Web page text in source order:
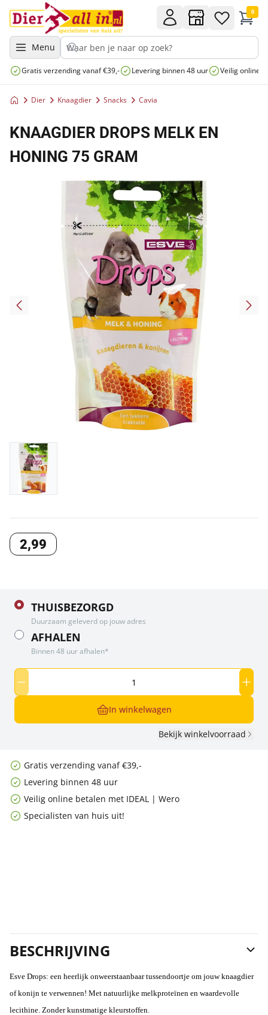
Menu
0
Gratis verzending vanaf €39,- Levering binnen 48 uur Veilig online
Dier Knaagdier Snacks Cavia
KNAAGDIER DROPS MELK EN
HONING 75 GRAM
2,99
THUISBEZORGD
Duurzaam geleverd op jouw adres
AFHALEN
Binnen 48 uur afhalen*
In winkelwagen
Bekijk winkelvoorraad
Gratis verzending vanaf €39,-
Levering binnen 48 uur
Veilig online betalen met IDEAL | Wero
Specialisten van huis uit!
BESCHRIJVING
Esve Drops: een heerlijk onweerstaanbaar tussendoortje om jouw knaagdier
of konijn te verwennen! Met natuurlijke melkproteïnen en waardevolle
lecithine. Zonder kunstmatige kleurstoffen.